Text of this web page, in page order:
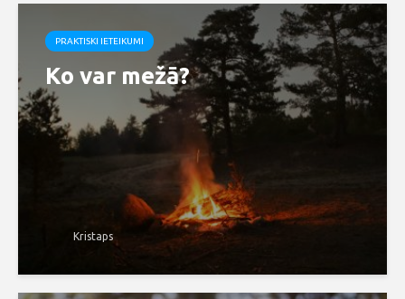
PRAKTISKI IETEIKUMI
Ko var mežā?
Kristaps